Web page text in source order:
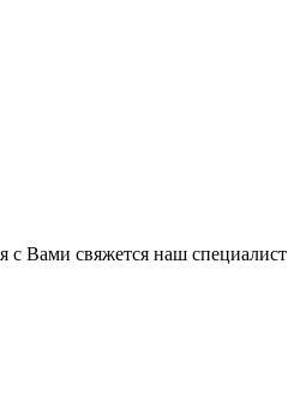
Вами свяжется наш специалист